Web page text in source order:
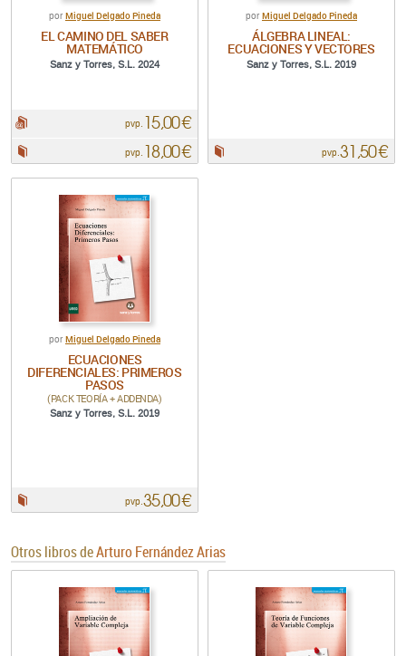
por Miguel Delgado Pineda
EL CAMINO DEL SABER
MATEMÁTICO
Sanz y Torres, S.L. 2024
pvp. 15,00 €
pvp. 18,00 €
por Miguel Delgado Pineda
ÁLGEBRA LINEAL:
ECUACIONES Y VECTORES
Sanz y Torres, S.L. 2019
pvp.31,50 €
por Miguel Delgado Pineda
ECUACIONES
DIFERENCIALES: PRIMEROS
PASOS
(PACK TEORÍA + ADDENDA)
Sanz y Torres, S.L. 2019
pvp.35,00 €
Otros libros deArturo Fernández Arias